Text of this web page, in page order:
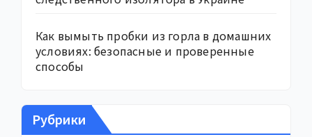
Как вымыть пробки из горла в домашних
условиях: безопасные и проверенные
способы
Рубрики